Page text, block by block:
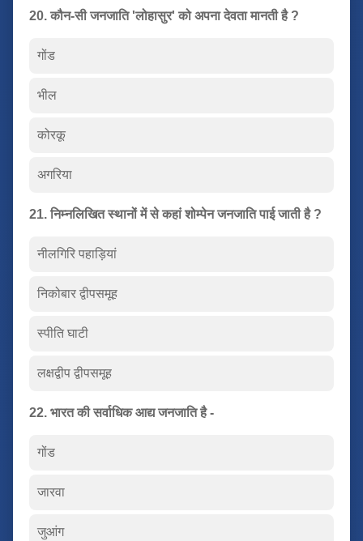
20. कौन-सी जनजाति 'लोहासुर' को अपना देवता मानती है ?
गोंड
भील
कोरकू
अगरिया
21. निम्नलिखित स्थानों में से कहां शोम्पेन जनजाति पाई जाती है ?
नीलगिरि पहाड़ियां
निकोबार द्वीपसमूह
स्पीति घाटी
लक्षद्वीप द्वीपसमूह
22. भारत की सर्वाधिक आद्य जनजाति है -
गोंड
जारवा
जुआंग